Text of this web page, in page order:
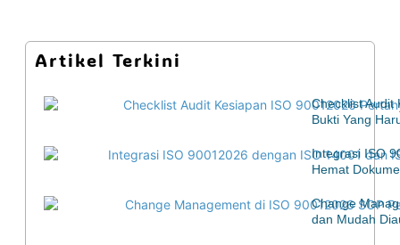
Artikel Terkini
Checklist Audit
Bukti Yang
Integrasi ISO
Hemat
Change
dan Mudah